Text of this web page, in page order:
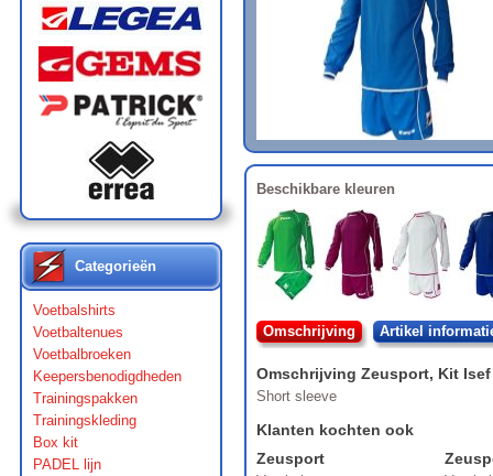
Categorieën
Voetbalshirts
Voetbaltenues
Voetbalbroeken
Keepersbenodigdheden
Trainingspakken
Trainingskleding
Box kit
PADEL lijn
Beschikbare kleuren
Omschrijving Artikel
Omschrijving Zeusport, Kit Isef
Short sleeve
Klanten kochten ook
Zeusport